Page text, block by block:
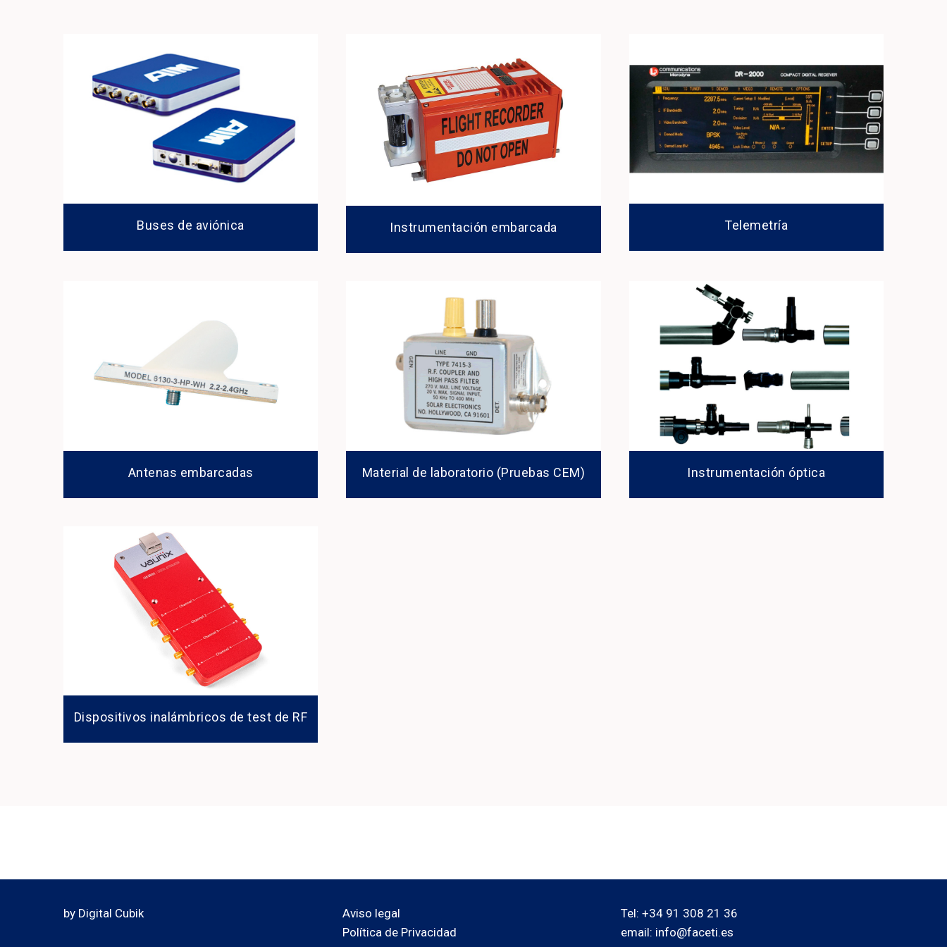
Buses de aviónica Instrumentación embarcada Telemetría
Antenas embarcadas Material de laboratorio (Pruebas CEM) Instrumentación óptica
Dispositivos inalámbricos de test de RF
by Digital Cubik
Aviso legal
Política de Privacidad
Tel: +34 91 308 21 36
email: info@faceti.es